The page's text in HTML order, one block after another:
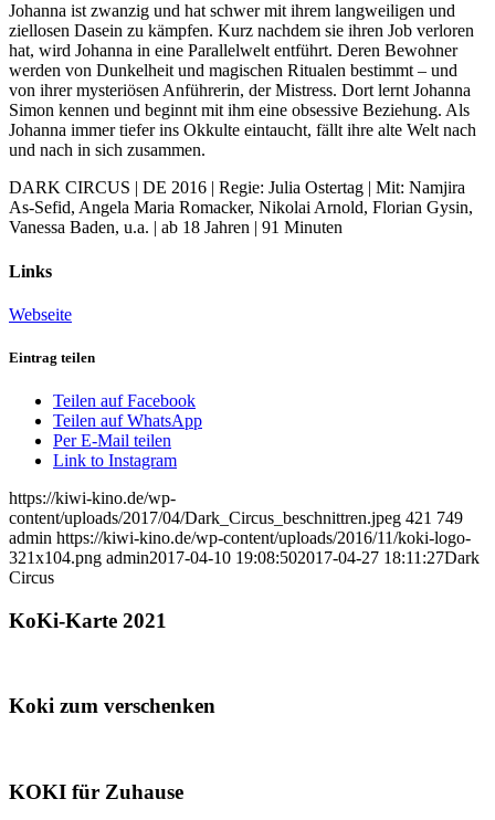
Johanna ist zwanzig und hat schwer mit ihrem langweiligen und
ziellosen Dasein zu kämpfen. Kurz nachdem sie ihren Job verloren
hat, wird Johanna in eine Parallelwelt entführt. Deren Bewohner
werden von Dunkelheit und magischen Ritualen bestimmt – und
von ihrer mysteriösen Anführerin, der Mistress. Dort lernt Johanna
Simon kennen und beginnt mit ihm eine obsessive Beziehung. Als
Johanna immer tiefer ins Okkulte eintaucht, fällt ihre alte Welt nach
und nach in sich zusammen.
DARK CIRCUS | DE 2016 | Regie: Julia Ostertag | Mit: Namjira
As-Sefid, Angela Maria Romacker, Nikolai Arnold, Florian Gysin,
Vanessa Baden, u.a. | ab 18 Jahren | 91 Minuten
Links
Webseite
Eintrag teilen
Teilen auf Facebook
Teilen auf WhatsApp
Per E-Mail teilen
Link to Instagram
https://kiwi-kino.de/wp-
content/uploads/2017/04/Dark_Circus_beschnittren.jpeg 421 749
admin https://kiwi-kino.de/wp-content/uploads/2016/11/koki-logo-
321x104.png admin2017-04-10 19:08:502017-04-27 18:11:27Dark
Circus
KoKi-Karte 2021
Koki zum verschenken
KOKI für Zuhause